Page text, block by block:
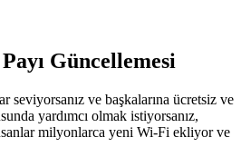
Güncellemesi
ve başkalarına ücretsiz ve
yardımcı olmak istiyorsanız,
milyonlarca yeni Wi-Fi ekliyor ve